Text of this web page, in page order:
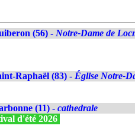
(56) - Notre-Dame de
Raphaël (83) - Église Notre-
(11) - cathedrale
d'été 2026